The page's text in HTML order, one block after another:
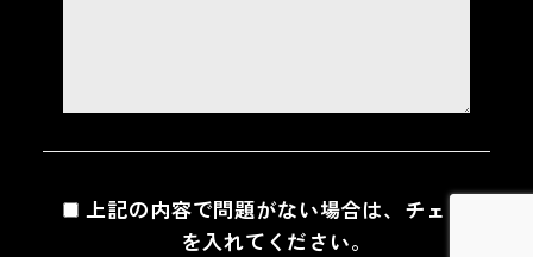
上記の内容で問題がない場合は、チェック
を入れてください。